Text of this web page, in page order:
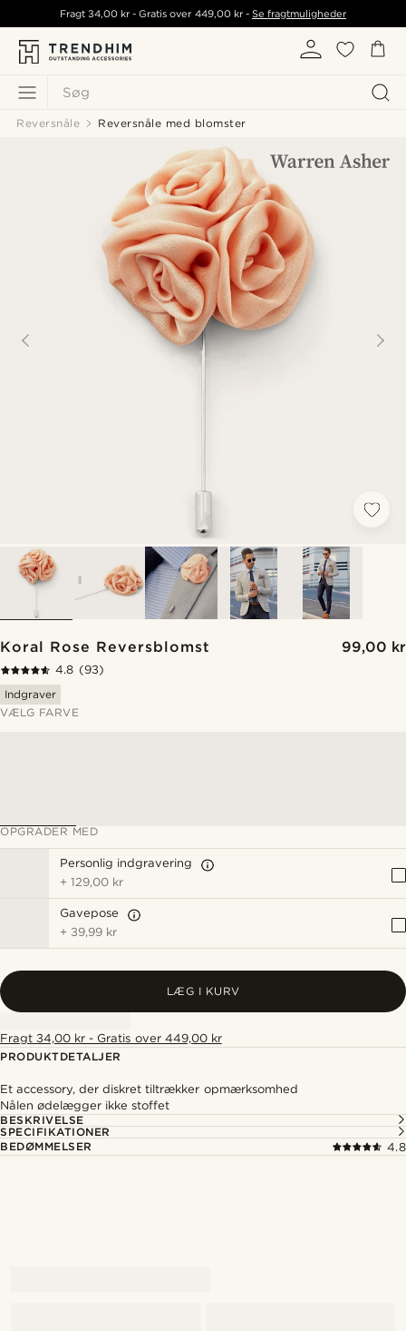
Søg
Fragt34,00 kr - Gratis over 449,00 kr- Se fragtmuligheder
Reversnåle Reversnåle med blomster
Koral Rose Reversblomst 99,00 kr
4.8 (93)
Indgraver
VÆLG FARVE
OPGRADER MED
Personlig indgravering
+129,00 kr
Gavepose
+ 39,99 kr
LÆG I KURV
Fragt 34,00 kr - Gratis over 449,00 kr
PRODUKTDETALJER
Et accessory, der diskret tiltrækker opmærksomhed
Nålen ødelægger ikke stoffet
BESKRIVELSE
SPECIFIKATIONER
BEDØMMELSER
4.8